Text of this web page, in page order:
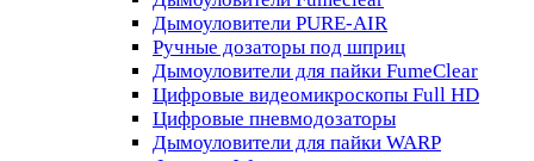
Дымоуловители PURE-AIR
Ручные дозаторы под шприц
Дымоуловители для пайки FumeClear
Цифровые видеомикроскопы Full HD
Цифровые пневмодозаторы
Дымоуловители для пайки WARP